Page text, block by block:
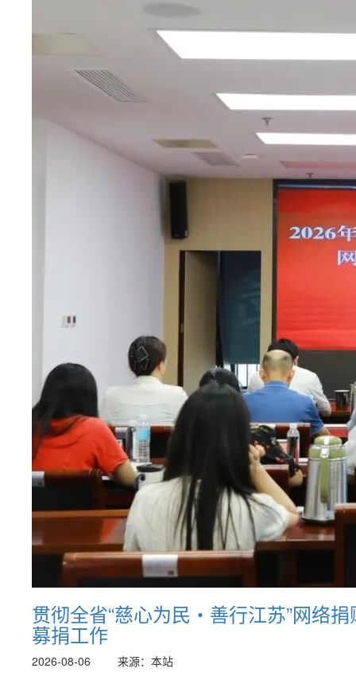
贯彻全省“慈心为民・善行江苏”网络
募捐工作
2026-08-06
来源：本站